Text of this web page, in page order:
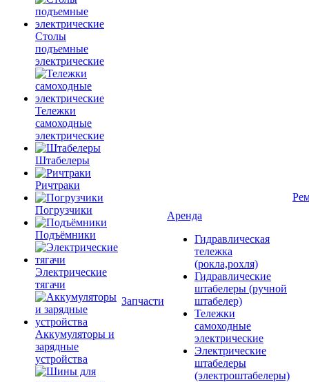
Столы
подъемные
электрические
Тележки
самоходные
электрические
Штабелеры
Ричтраки
Погрузчики
Подъёмники
Электрические
тягачи
Аккумуляторы и
зарядные
устройства
Запчасти
Аренда
Гидравлическая
тележка
(рокла,рохля)
Гидравлические
штабелеры (ручной
штабелер)
Тележки
самоходные
электрические
Электрические
штабелеры
(электроштабелеры)